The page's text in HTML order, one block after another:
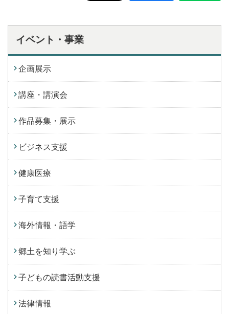
イベント・事業
企画展示
講座・講演会
作品募集・展示
ビジネス支援
健康医療
子育て支援
海外情報・語学
郷土を知り学ぶ
子どもの読書活動支援
法律情報